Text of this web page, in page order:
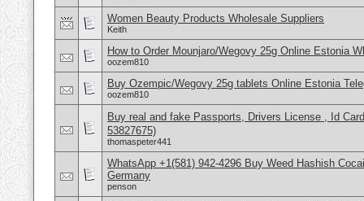
Women Beauty Products Wholesale Suppliers
Keith
How to Order Mounjaro/Wegovy 25g Online Estonia
oozem810
Buy Ozempic/Wegovy 25g tablets Online Estonia
oozem810
Buy real and fake Passports, Drivers License , Id
53827675)
thomaspeter441
WhatsApp +1(581) 942-4296 Buy Weed Hashish
Germany
penson